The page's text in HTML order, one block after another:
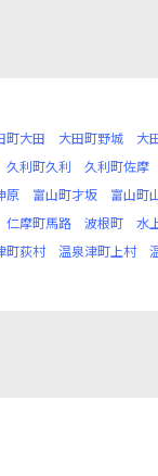
町大田 大田町野城 大
久利町久利 久利町佐摩
原 富山町才坂 富山町
仁摩町馬路 波根町 水
町荻村 温泉津町上村